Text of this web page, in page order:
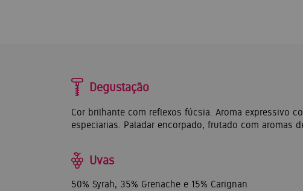
Degustação
Cor brilhante com reflexos fúcsia. Aroma expressivo
especiarias. Paladar encorpado, frutado com aromas
Uvas
50% Syrah, 35% Grenache e 15% Carignan